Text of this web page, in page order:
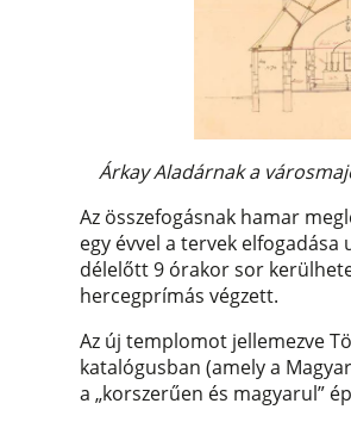
Árkay Aladárnak a
Az összefogásnak hamar
egy évvel a tervek
délelőtt 9 órakor sor
hercegprímás végzett.
Az új templomot jellemezve
katalógusban (amely a
a „korszerűen és magyarul”